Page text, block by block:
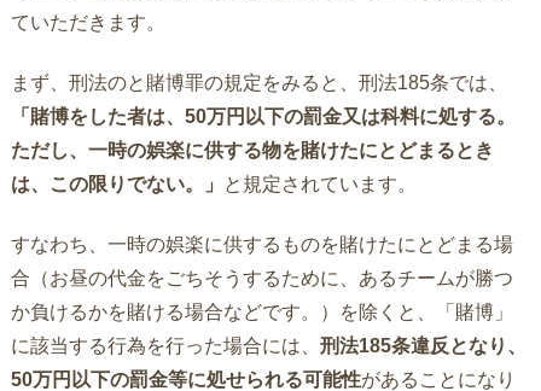
ていただきます。
まず、刑法のと賭博罪の規定をみると、刑法185条では、
「賭博をした者は、50万円以下の罰金又は科料に処する。
ただし、一時の娯楽に供する物を賭けたにとどまるとき
は、この限りでない。」
と規定されています。
すなわち、一時の娯楽に供するものを賭けたにとどまる場
合（お昼の代金をごちそうするために、あるチームが勝つ
か負けるかを賭ける場合などです。）を除くと、「賭博」
に該当する行為を行った場合には、 刑法185条違反となり、
50万円以下の罰金等に処せられる可能性があることになり